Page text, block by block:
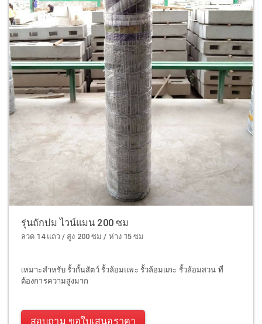
รุ่นถักปม ไวน์แมน 200 ซม
ลวด 14 แถว / สูง 200 ซม / ห่าง 15 ซม
เหมาะสำหรับ รั้วกั้นสัตว์ รั้วล้อมแพะ รั้วล้อมแกะ รั้วล้อมสวน ที่
ต้องการความสูงมาก
สอบถาม ขอใบเสนอราคา